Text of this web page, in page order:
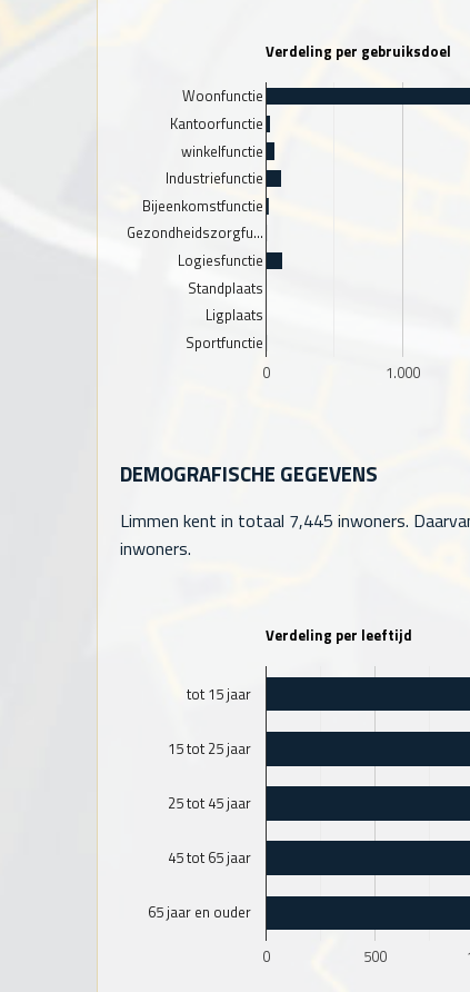
Verdeling per gebruiksdoel
0 1.000
Woonfunctie
Kantoorfunctie
winkelfunctie
Industriefunctie
Bijeenkomstfunctie
Gezondheidszorgfu…
Logiesfunctie
Standplaats
Ligplaats
Sportfunctie
DEMOGRAFISCHE GEGEVENS
Limmen kent in totaal 7,445 inwoners.
inwoners.
Verdeling per leeftijd
0 500
tot 15 jaar
15 tot 25 jaar
25 tot 45 jaar
45 tot 65 jaar
65 jaar en ouder